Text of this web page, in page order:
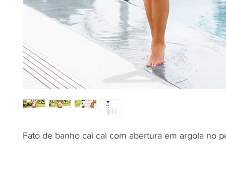
Fato de banho cai cai com abertura em argola no